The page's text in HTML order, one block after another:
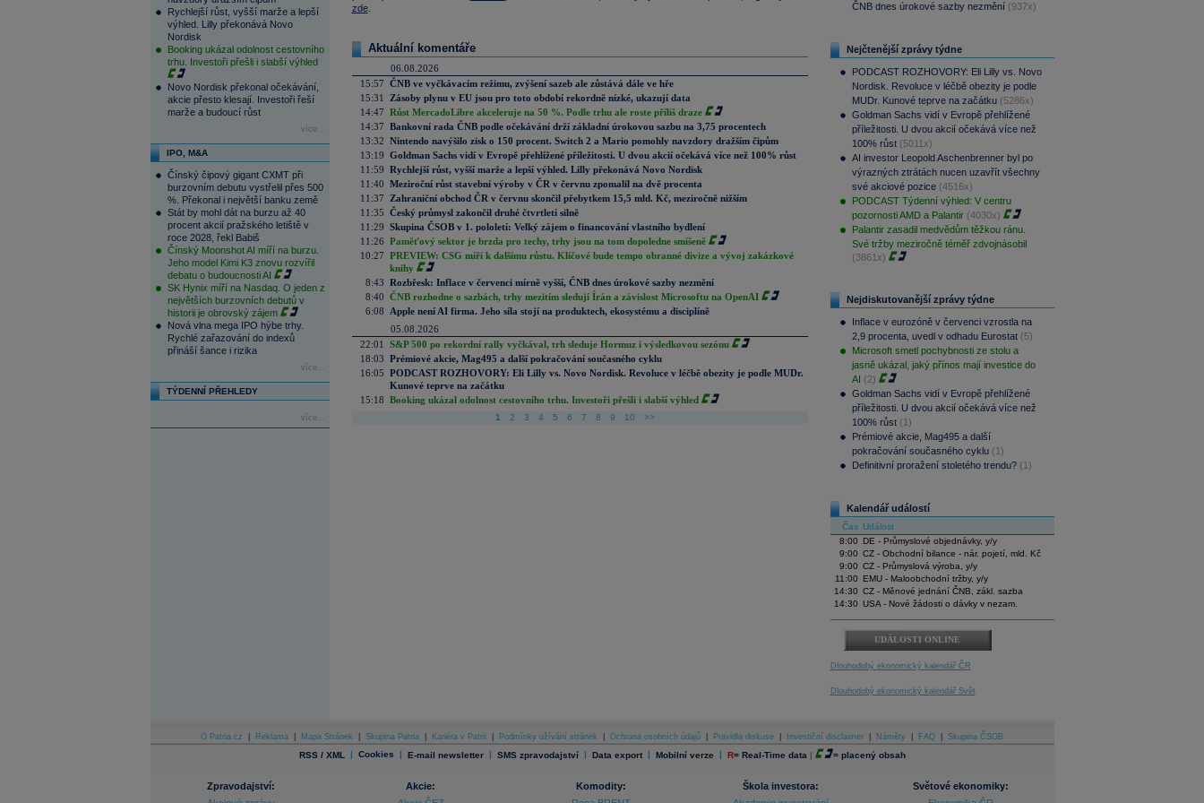
Rychlejší růst, vyšší marže a lepší
výhled. Lilly překonává Novo
Nordisk
Booking ukázal odolnost cestovního
trhu. Investoři přešli i slabší výhled
Novo Nordisk překonal očekávání,
akcie přesto klesají. Investoři řeší
marže a budoucí růst
více...
IPO, M&A
Čínský čipový gigant CXMT při
burzovním debutu vystřelil přes 500
%. Překonal i největší banku země
Stát by mohl dát na burzu až 40
procent akcií pražského letiště v
roce 2028, řekl Babiš
Čínský Moonshot AI míří na burzu.
Jeho model Kimi K3 znovu rozvířil
debatu o budoucnosti AI
SK Hynix míří na Nasdaq. O jeden z
největších burzovních debutů v
historii je obrovský zájem
Nová vlna mega IPO hýbe trhy.
Rychlé zařazování do indexů
přináší šance i rizika
více...
TÝDENNÍ PŘEHLEDY
více...
zde.
Aktuální komentáře
06.08.2026
15:57 ČNB ve vyčkávacím režimu, zvýšení sazeb ale zůstává dále ve hře
15:31
Zásoby plynu v EU jsou pro toto období rekordně nízké, ukazují data
14:47 Růst MercadoLibre akceleruje na 50 %. Podle trhu ale roste příliš draze
14:37 Bankovní rada ČNB podle očekávání drží základní úrokovou sazbu na 3,75 procentech
13:32 Nintendo navýšilo zisk o 150 procent. Switch 2 a Mario pomohly navzdory dražším čipům
13:19 Goldman Sachs vidí v Evropě přehlížené příležitosti. U dvou akcií očekává více než 100% růst
11:59 Rychlejší růst, vyšší marže a lepší výhled. Lilly překonává Novo Nordisk
11:40 Meziroční růst stavební výroby v ČR v červnu zpomalil na dvě procenta
11:37
Zahraniční obchod ČR v červnu skončil přebytkem 15,5 mld. Kč, meziročně nižším
11:35 Český průmysl zakončil druhé čtvrtletí silně
11:29 Skupina ČSOB v 1. pololetí: Velký zájem o financování vlastního bydlení
11:26 Paměťový sektor je brzda pro techy, trhy jsou na tom dopoledne smíšeně
10:27 PREVIEW: CSG míří k dalšímu růstu. Klíčové bude tempo obranné divize a vývoj zakázkové
knihy
8:43 Rozbřesk: Inflace v červenci mírně vyšší, ČNB dnes úrokové sazby nezmění
8:40 ČNB rozhodne o sazbách, trhy mezitím sledují Írán a závislost Microsoftu na OpenAI
6:08
Apple není AI firma. Jeho síla stojí na produktech, ekosystému a disciplíně
05.08.2026
22:01
S&P 500 po rekordní rally vyčkával, trh sleduje Hormuz i výsledkovou sezónu
18:03 Prémiové akcie, Mag495 a další pokračování současného cyklu
16:05 PODCAST ROZHOVORY: Eli Lilly vs. Novo Nordisk. Revoluce v léčbě obezity je podle MUDr.
Kunové teprve na začátku
15:18 Booking ukázal odolnost cestovního trhu. Investoři přešli i slabší výhled
1 2 3 4 5 6 7 8 9 10 >>
ČNB dnes úrokové sazby nezmění (937x)
Nejčtenější zprávy týdne
PODCAST ROZHOVORY: Eli Lilly vs. Novo
Nordisk. Revoluce v léčbě obezity je podle
MUDr. Kunové teprve na začátku (5286x)
Goldman Sachs vidí v Evropě přehlížené
příležitosti. U dvou akcií očekává více než
100% růst (5011x)
AI investor Leopold Aschenbrenner byl po
výrazných ztrátách nucen uzavřít všechny
své akciové pozice (4516x)
PODCAST Týdenní výhled: V centru
pozornosti AMD a Palantir (4030x)
Palantir zasadil medvědům těžkou ránu.
Své tržby meziročně téměř zdvojnásobil
(3861x)
Nejdiskutovanější zprávy týdne
Inflace v eurozóně v červenci vzrostla na
2,9 procenta, uvedl v odhadu Eurostat (5)
Microsoft smetl pochybnosti ze stolu a
jasně ukázal, jaký přínos mají investice do
AI (2)
Goldman Sachs vidí v Evropě přehlížené
příležitosti. U dvou akcií očekává více než
100% růst (1)
Prémiové akcie, Mag495 a další
pokračování současného cyklu (1)
Definitivní proražení stoletého trendu? (1)
Kalendář událostí
Čas Událost
8:00
DE - Průmyslové objednávky, y/y
9:00 CZ - Obchodní bilance - nár. pojetí, mld. Kč
9:00 CZ - Průmyslová výroba, y/y
11:00
EMU - Maloobchodní tržby, y/y
14:30 CZ - Měnové jednání ČNB, zákl. sazba
14:30 USA - Nové žádosti o dávky v nezam.
UDÁLOSTI ONLINE
Dlouhodobý ekonomický kalendář ČR
Dlouhodobý ekonomický kalendář Svět
O Patria.cz Reklama Mapa Stránek Skupina Patria Kariéra v Patrii Podmínky užívání stránek Ochrana osobních údajů Pravidla diskuse Investiční disclaimer Náměty FAQ Skupina ČSOB
RSS / XML | Cookies | E-mail newsletter | SMS zpravodajství | Data export | Mobilní verze | R= Real-Time data | = placený obsah
Zpravodajství:
Akcie:
Komodity:
Škola investora:
Světové ekonomiky: